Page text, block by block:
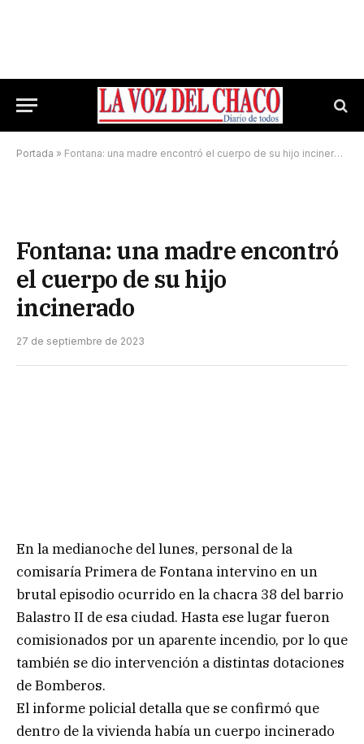
Portada » Fontana: una madre encontró el cuerpo de su hijo incinerado
Fontana: una madre encontró
el cuerpo de su hijo
incinerado
27 de septiembre de 2023
En la medianoche del lunes, personal de la
comisaría Primera de Fontana intervino en un
brutal episodio ocurrido en la chacra 38 del barrio
Balastro II de esa ciudad. Hasta ese lugar fueron
comisionados por un aparente incendio, por lo que
también se dio intervención a distintas dotaciones
de Bomberos.
El informe policial detalla que se confirmó que
dentro de la vivienda había un cuerpo incinerado